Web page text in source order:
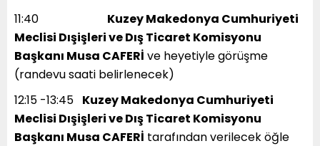
11:40
Kuzey Makedonya Cumhuriyeti
Meclisi Dışişleri ve Dış Ticaret Komisyonu
Başkanı Musa CAFERİ ve heyetiyle görüşme
(randevu saati belirlenecek)
12:15 -13:45 Kuzey Makedonya Cumhuriyeti
Meclisi Dışişleri ve Dış Ticaret Komisyonu
Başkanı Musa CAFERİ tarafından verilecek öğle